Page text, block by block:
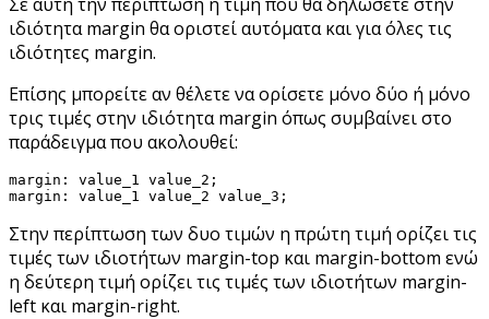
ιδιότητα margin θα οριστεί αυτόματα και για όλες τις
ιδιότητες margin.
Επίσης μπορείτε αν θέλετε να ορίσετε μόνο δύο ή μόνο
τρις τιμές στην ιδιότητα margin όπως συμβαίνει στο
παράδειγμα που ακολουθεί:
margin: value_1 value_2;
margin: value_1 value_2 value_3;
Στην περίπτωση των δυο τιμών η πρώτη τιμή ορίζει τις
τιμές των ιδιοτήτων margin-top και margin-bottom ενώ
η δεύτερη τιμή ορίζει τις τιμές των ιδιοτήτων margin-
left και margin-right.